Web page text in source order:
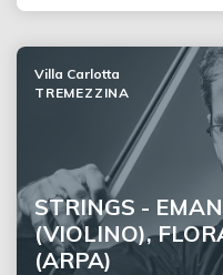
STRINGS -
(VIOLINO),
(ARPA)
Villa Carlotta
TREMEZZINA